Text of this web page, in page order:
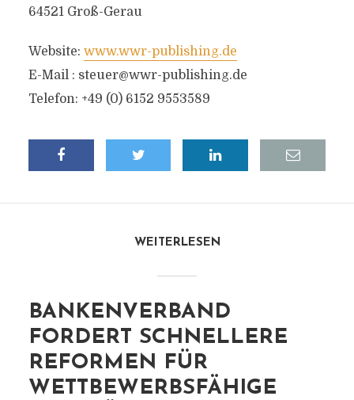
64521 Groß-Gerau
Website: www.wwr-publishing.de
E-Mail : steuer@wwr-publishing.de
Telefon: +49 (0) 6152 9553589
WEITERLESEN
BANKENVERBAND
FORDERT SCHNELLERE
REFORMEN FÜR
WETTBEWERBSFÄHIGE